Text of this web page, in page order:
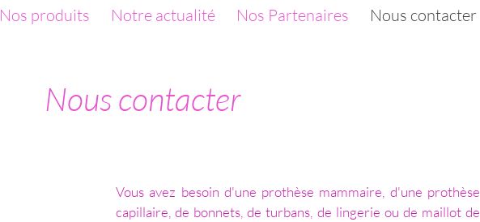
Nos produits Notre actualité Nos Partenaires Nous contacter
Nous contacter
Vous avez besoin d'une prothèse mammaire, d'une prothèse
capillaire, de bonnets, de turbans, de lingerie ou de maillot de